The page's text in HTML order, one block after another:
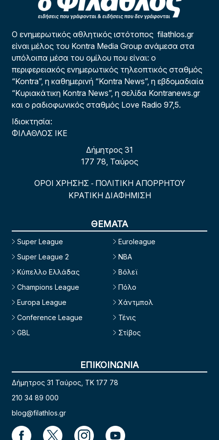
Ο ενημερωτικός αθλητικός ιστότοπος filathlos.gr
είναι μέλος του Kontra Media Group ανάμεσα στα
υπόλοιπα μέσα του ομίλου που είναι: ο
περιφερειακός ενημερωτικός τηλεοπτικός σταθμός
“Kontra”, η καθημερινή “Kontra News”, η εβδομαδιαία
“Κυριακάτικη Kontra News”, η σελίδα Kontranews.gr
και ο ραδιοφωνικός σταθμός Love Radio 97,5.
Ιδιοκτησία:
ΦΙΛΑΘΛΟΣ ΙΚΕ
Δήμητρος 31
177 78, Ταύρος
ΟΡΟΙ ΧΡΗΣΗΣ - ΠΟΛΙΤΙΚΗ ΑΠΟΡΡΗΤΟΥ
ΚΡΑΤΙΚΗ ΔΙΑΦΗΜΙΣΗ
ΘΕΜΑΤΑ
Super League
Super League 2
Κύπελλο Ελλάδας
Champions League
Europa League
Conference League
GBL
Euroleague
NBA
Βόλεϊ
Πόλο
Χάντμπολ
Τένις
Στίβος
ΕΠΙΚΟΙΝΩΝΙΑ
Δήμητρος 31 Ταύρος, TK 177 78
210 34 89 000
blog@filathlos.gr